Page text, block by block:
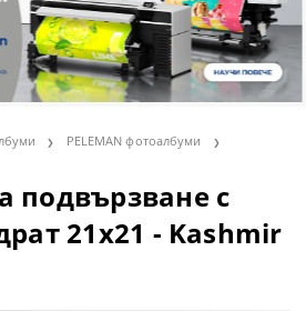
PELEMAN фотоалбуми
подвързване с
21x21 - Kashmir